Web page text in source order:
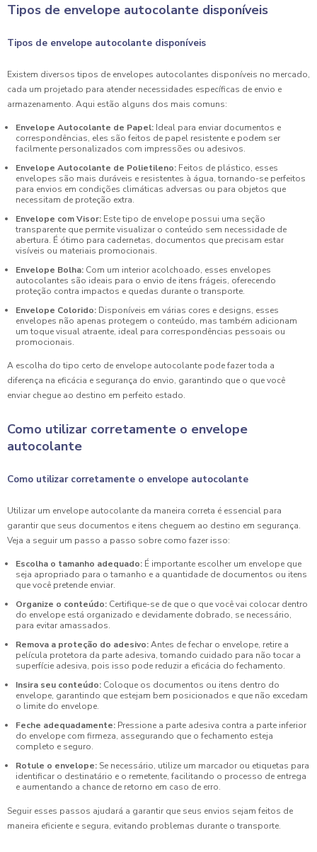
Tipos de envelope autocolante disponíveis
Tipos de envelope autocolante disponíveis
Existem diversos tipos de envelopes autocolantes disponíveis no mercado,
cada um projetado para atender necessidades específicas de envio e
armazenamento. Aqui estão alguns dos mais comuns:
Envelope Autocolante de Papel: Ideal para enviar documentos e
correspondências, eles são feitos de papel resistente e podem ser
facilmente personalizados com impressões ou adesivos.
Envelope Autocolante de Polietileno: Feitos de plástico, esses
envelopes são mais duráveis e resistentes à água, tornando-se perfeitos
para envios em condições climáticas adversas ou para objetos que
necessitam de proteção extra.
Envelope com Visor: Este tipo de envelope possui uma seção
transparente que permite visualizar o conteúdo sem necessidade de
abertura. É ótimo para cadernetas, documentos que precisam estar
visíveis ou materiais promocionais.
Envelope Bolha: Com um interior acolchoado, esses envelopes
autocolantes são ideais para o envio de itens frágeis, oferecendo
proteção contra impactos e quedas durante o transporte.
Envelope Colorido: Disponíveis em várias cores e designs, esses
envelopes não apenas protegem o conteúdo, mas também adicionam
um toque visual atraente, ideal para correspondências pessoais ou
promocionais.
A escolha do tipo certo de envelope autocolante pode fazer toda a
diferença na eficácia e segurança do envio, garantindo que o que você
enviar chegue ao destino em perfeito estado.
Como utilizar corretamente o envelope
autocolante
Como utilizar corretamente o envelope autocolante
Utilizar um envelope autocolante da maneira correta é essencial para
garantir que seus documentos e itens cheguem ao destino em segurança.
Veja a seguir um passo a passo sobre como fazer isso:
Escolha o tamanho adequado: É importante escolher um envelope que
seja apropriado para o tamanho e a quantidade de documentos ou itens
que você pretende enviar.
Organize o conteúdo: Certifique-se de que o que você vai colocar dentro
do envelope está organizado e devidamente dobrado, se necessário,
para evitar amassados.
Remova a proteção do adesivo:Antes de fechar o envelope, retire a
película protetora da parte adesiva, tomando cuidado para não tocar a
superfície adesiva, pois isso pode reduzir a eficácia do fechamento.
Insira seu conteúdo: Coloque os documentos ou itens dentro do
envelope, garantindo que estejam bem posicionados e que não excedam
o limite do envelope.
Feche adequadamente: Pressione a parte adesiva contra a parte inferior
do envelope com firmeza, assegurando que o fechamento esteja
completo e seguro.
Rotule o envelope: Se necessário, utilize um marcador ou etiquetas para
identificar o destinatário e o remetente, facilitando o processo de entrega
e aumentando a chance de retorno em caso de erro.
Seguir esses passos ajudará a garantir que seus envios sejam feitos de
maneira eficiente e segura, evitando problemas durante o transporte.